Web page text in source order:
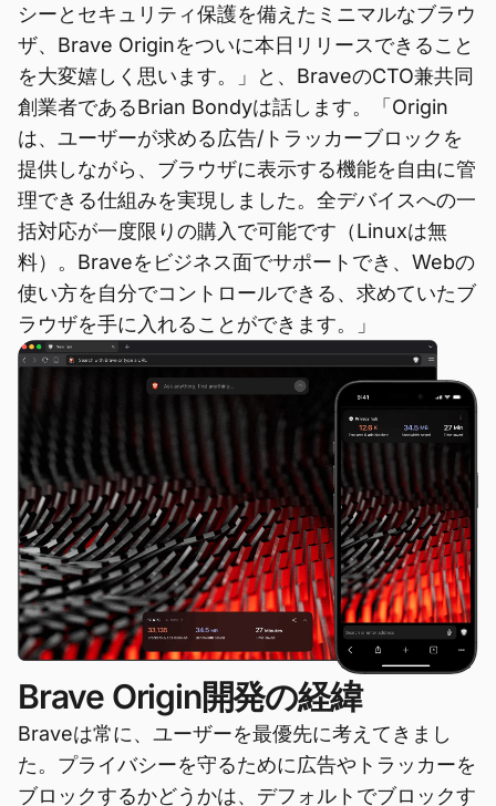
シーとセキュリティ保護を備えたミニマルなブラウ
ザ、Brave Originをついに本日リリースできること
を大変嬉しく思います。」と、BraveのCTO兼共同
創業者であるBrian Bondyは話します。「Origin
は、ユーザーが求める広告/トラッカーブロックを
提供しながら、ブラウザに表示する機能を自由に管
理できる仕組みを実現しました。全デバイスへの一
括対応が一度限りの購入で可能です（Linuxは無
料）。Braveをビジネス面でサポートでき、Webの
使い方を自分でコントロールできる、求めていたブ
ラウザを手に入れることができます。」
Brave Origin開発の経緯
Braveは常に、ユーザーを最優先に考えてきまし
た。プライバシーを守るために広告やトラッカーを
ブロックするかどうかは、デフォルトでブロックす